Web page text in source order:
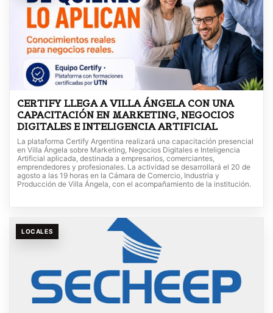
CERTIFY LLEGA A VILLA ÁNGELA CON UNA
CAPACITACIÓN EN MARKETING, NEGOCIOS
DIGITALES E INTELIGENCIA ARTIFICIAL
La plataforma Certify Argentina realizará una capacitación presencial
en Villa Ángela sobre Marketing, Negocios Digitales e Inteligencia
Artificial aplicada, destinada a empresarios, comerciantes,
emprendedores y profesionales. La actividad se desarrollará el 20 de
agosto a las 19 horas en la Cámara de Comercio, Industria y
Producción de Villa Ángela, con el acompañamiento de la institución.
LOCALES